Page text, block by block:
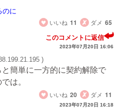
のに
いいね 11 ダメ 65
このコメントに返信
2023年07月20日 16:06
)
簡単に一方的に契約解除で
は。
いいね 20 ダメ 11
2023年07月20日 16:18